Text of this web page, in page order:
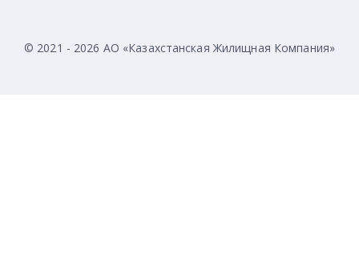
© 2021 - 2026 АО «Казахстанская Жилищная Компания»